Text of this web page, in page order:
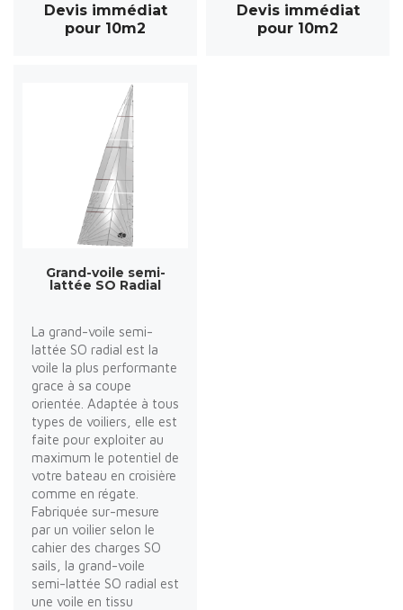
Devis immédiat
pour 10m2
Devis immédiat
pour 10m2
Grand-voile semi-
lattée SO Radial
La grand-voile semi-
lattée SO radial est la
voile la plus performante
grace à sa coupe
orientée. Adaptée à tous
types de voiliers, elle est
faite pour exploiter au
maximum le potentiel de
votre bateau en croisière
comme en régate.
Fabriquée sur-mesure
par un voilier selon le
cahier des charges SO
sails, la grand-voile
semi-lattée SO radial est
une voile en tissu